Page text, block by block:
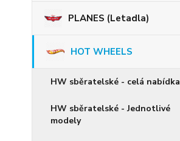
PLANES (Letadla)
HOT WHEELS
HW sběratelské - celá nabídka
HW sběratelské - Jednotlivé
modely